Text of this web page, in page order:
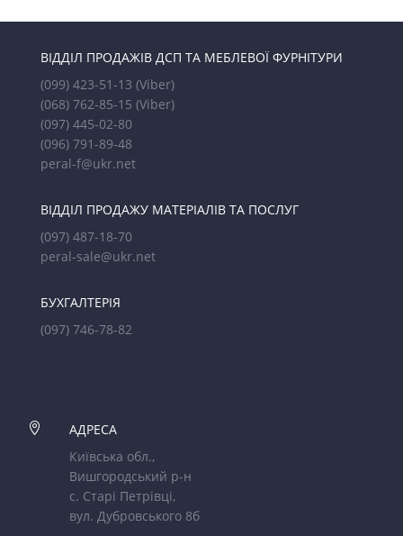
ВІДДІЛ ПРОДАЖІВ ДСП ТА МЕБЛЕВОЇ ФУРНІТУРИ
(099) 423-51-13 (Viber)
(068) 762-85-15 (Viber)
(097) 445-02-80
(096) 791-89-48
peral-f@ukr.net
ВІДДІЛ ПРОДАЖУ МАТЕРІАЛІВ ТА ПОСЛУГ
(097) 487-18-70
peral-sale@ukr.net
БУХГАЛТЕРІЯ
(097) 746-78-82

АДРЕСА
Київська обл.,
Вишгородський р-н
с. Старі Петрівці,
вул. Дубровського 8б